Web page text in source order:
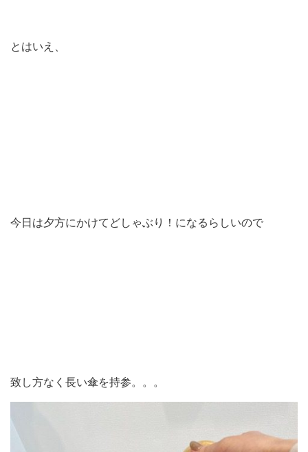
とはいえ、
今日は夕方にかけてどしゃぶり！になるらしいので
致し方なく長い傘を持参。。。